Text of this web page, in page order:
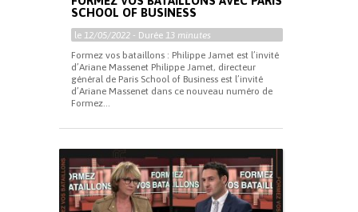
SCHOOL OF BUSINESS
le 12/05/2022 - Durée 13 minutes
Formez vos bataillons : Philippe Jamet est l’invité
d’Ariane Massenet Philippe Jamet, directeur
général de Paris School of Business est l’invité
d’Ariane Massenet dans ce nouveau numéro de
Formez...